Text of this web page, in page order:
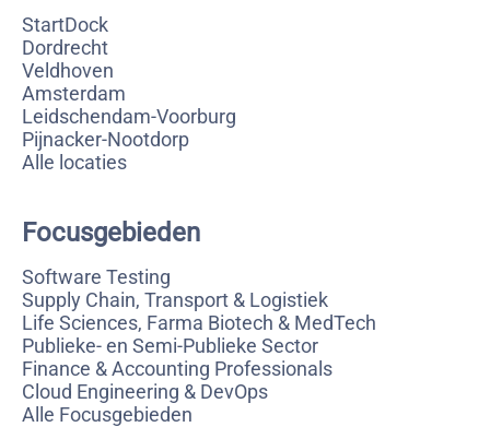
StartDock
Dordrecht
Veldhoven
Amsterdam
Leidschendam-Voorburg
Pijnacker-Nootdorp
Alle locaties
Focusgebieden
Software Testing
Supply Chain, Transport & Logistiek
Life Sciences, Farma Biotech & MedTech
Publieke- en Semi-Publieke Sector
Finance & Accounting Professionals
Cloud Engineering & DevOps
Alle Focusgebieden